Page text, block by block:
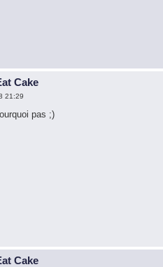
Cake
21:29
pas ;)
Cake